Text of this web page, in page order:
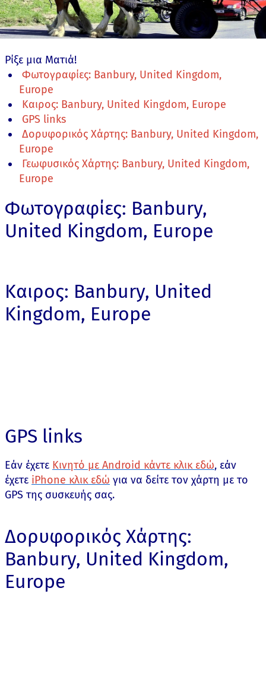
Ρίξε μια Ματιά!
Φωτογραφίες: Banbury, United Kingdom,
Europe
Καιρος: Banbury, United Kingdom, Europe
GPS links
Δορυφορικός Χάρτης: Banbury, United Kingdom,
Europe
Γεωφυσικός Χάρτης: Banbury, United Kingdom,
Europe
Φωτογραφίες: Banbury,
United Kingdom, Europe
Καιρος: Banbury, United
Kingdom, Europe
GPS links
Εάν έχετε Κινητό με Android κάντε κλικ εδώ, εάν
έχετε iPhone κλικ εδώ για να δείτε τον χάρτη με το
GPS της συσκευής σας.
Δορυφορικός Χάρτης:
Banbury, United Kingdom,
Europe